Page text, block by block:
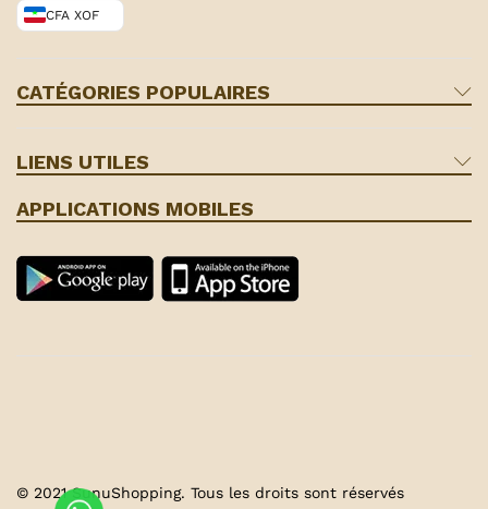
CFA XOF
CATÉGORIES POPULAIRES
LIENS UTILES
APPLICATIONS MOBILES
© 2021 SunuShopping. Tous les droits sont réservés